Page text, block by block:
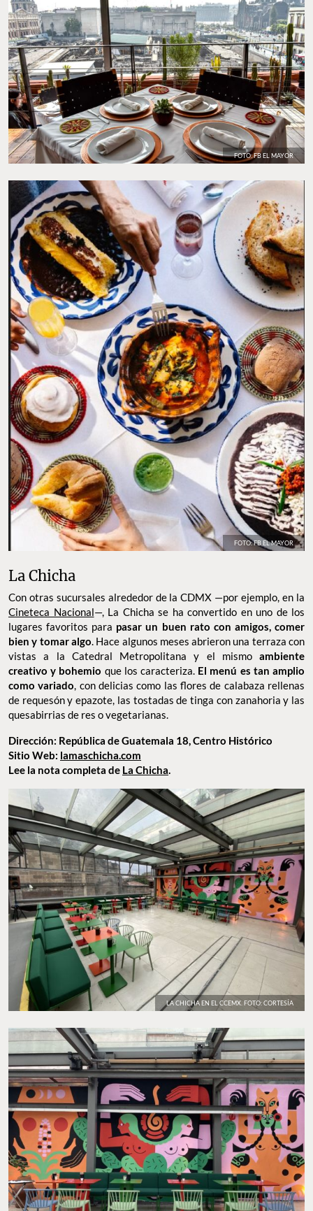
Lee la nota completa deEl Mayor.
FOTO: FB EL MAYOR
FOTO: FB EL MAYOR
La Chicha
Con otras sucursales alrededor de la CDMX —por ejemplo, en la
Cineteca Nacional—, La Chicha se ha convertido en uno de los
lugares favoritos parapasar un buen rato con amigos, comer
bien y tomar algo. Hace algunos meses abrieron una terraza con
vistas a la Catedral Metropolitana y el mismo
creativo y bohemioque los caracteriza.El menú es tan amplio
como variado, con delicias como las flores de calabaza rellenas
de requesón y epazote, las tostadas de tinga con zanahoria y las
Dirección: República de Guatemala 18, Centro Histórico
Sitio Web:lamaschicha.com
Lee la nota completa deLa Chicha.
LA CHICHA EN EL CCEMX. FOTO: CORTESÍA